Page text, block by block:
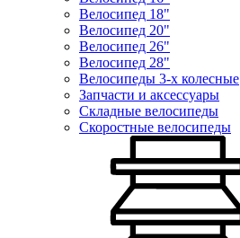
Велосипед 18"
Велосипед 20"
Велосипед 26"
Велосипед 28"
Велосипеды 3-х колесные
Запчасти и аксессуары
Складные велосипеды
Скоростные велосипеды